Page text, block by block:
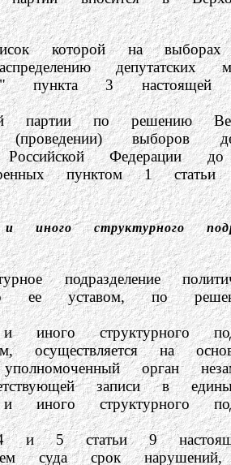
на выборах
"д" пункта 3
по решению
выборов
Федерации до
пунктом 1 статьи
и иного структурного
ее уставом, по
осуществляется на
орган
записи в
9 настоящего
нарушений,